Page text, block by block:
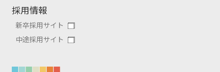
採用情報
新卒採用サイト
中途採用サイト